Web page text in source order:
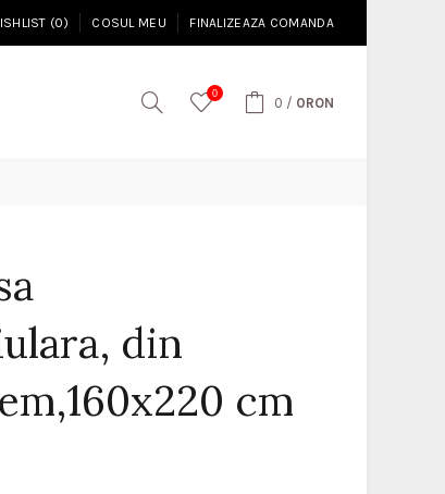
(0) COSUL MEU FINALIZEAZA COMANDA
0
0 / 0RON
din
cm